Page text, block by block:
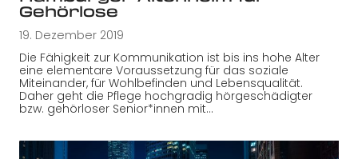
Gehörlose
19. Dezember 2019
Die Fähigkeit zur Kommunikation ist bis ins hohe Alter
eine elementare Voraussetzung für das soziale
Miteinander, für Wohlbefinden und Lebensqualität.
Daher geht die Pflege hochgradig hörgeschädigter
bzw. gehörloser Senior*innen mit…